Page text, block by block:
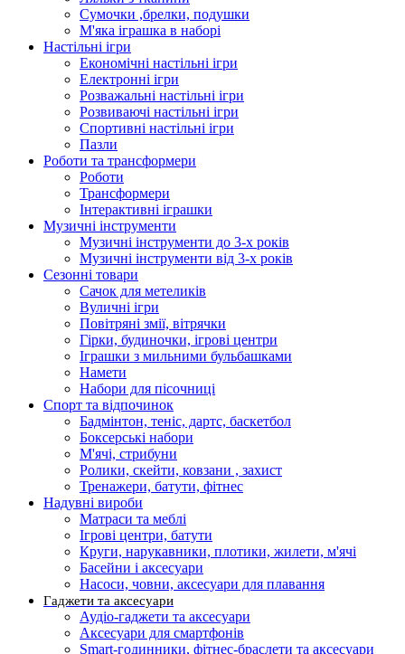
Сумочки ,брелки, подушки
М'яка іграшка в наборі
Настільні ігри
Економічні настільні ігри
Електронні ігри
Розважальні настільні ігри
Розвиваючі настільні ігри
Спортивні настільні ігри
Пазли
Роботи та трансформери
Роботи
Трансформери
Інтерактивні іграшки
Музичні інструменти
Музичні інструменти до 3-х років
Музичні інструменти від 3-х років
Сезонні товари
Сачок для метеликів
Вуличні ігри
Повітряні змії, вітрячки
Гірки, будиночки, ігрові центри
Іграшки з мильними бульбашками
Намети
Набори для пісочниці
Спорт та відпочинок
Бадмінтон, теніс, дартс, баскетбол
Боксерські набори
М'ячі, стрибуни
Ролики, скейти, ковзани , захист
Тренажери, батути, фітнес
Надувні вироби
Матраси та меблі
Ігрові центри, батути
Круги, нарукавники, плотики, жилети, м'ячі
Басейни і аксесуари
Насоси, човни, аксесуари для плавання
Гаджети та аксесуари
Аудіо-гаджети та аксесуари
Аксесуари для смартфонів
Smart-годинники, фітнес-браслети та аксесуари